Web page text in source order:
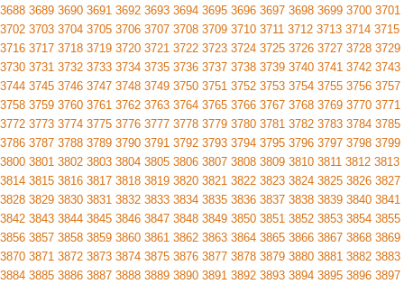
3688 3689 3690 3691 3692 3693 3694 3695 3696 3697 3698 3699 3700 3701
3702 3703 3704 3705 3706 3707 3708 3709 3710 3711 3712 3713 3714 3715
3716 3717 3718 3719 3720 3721 3722 3723 3724 3725 3726 3727 3728 3729
3730 3731 3732 3733 3734 3735 3736 3737 3738 3739 3740 3741 3742 3743
3744 3745 3746 3747 3748 3749 3750 3751 3752 3753 3754 3755 3756 3757
3758 3759 3760 3761 3762 3763 3764 3765 3766 3767 3768 3769 3770 3771
3772 3773 3774 3775 3776 3777 3778 3779 3780 3781 3782 3783 3784 3785
3786 3787 3788 3789 3790 3791 3792 3793 3794 3795 3796 3797 3798 3799
3800 3801 3802 3803 3804 3805 3806 3807 3808 3809 3810 3811 3812 3813
3814 3815 3816 3817 3818 3819 3820 3821 3822 3823 3824 3825 3826 3827
3828 3829 3830 3831 3832 3833 3834 3835 3836 3837 3838 3839 3840 3841
3842 3843 3844 3845 3846 3847 3848 3849 3850 3851 3852 3853 3854 3855
3856 3857 3858 3859 3860 3861 3862 3863 3864 3865 3866 3867 3868 3869
3870 3871 3872 3873 3874 3875 3876 3877 3878 3879 3880 3881 3882 3883
3884 3885 3886 3887 3888 3889 3890 3891 3892 3893 3894 3895 3896 3897